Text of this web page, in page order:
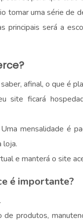
tomar uma série de
principais será a
afinal, o que é
site ficará
mensalidade é
loja.
e manterá o site
é importante?
produtos,